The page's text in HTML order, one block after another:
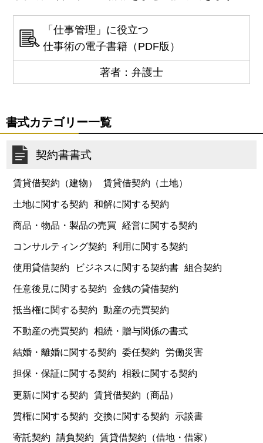
「仕事管理」に役立つ
仕事術の電子書籍（PDF版）
著者：弁護士
書式カテゴリー一覧
契約書書式
賃貸借契約（建物） 賃貸借契約（土地）
土地に関する契約 和解に関する契約
商品・物品・製品の売買 経営に関する契約
コンサルティング契約 利用に関する契約
使用貸借契約 ビジネスに関する契約書 組合契約
任意後見に関する契約 金銭の貸借契約
抵当権に関する契約 動産の売買契約
不動産の売買契約 相続・贈与関係の書式
結婚・離婚に関する契約 委任契約 労働災害
担保・保証に関する契約 相殺に関する契約
更新に関する契約 賃貸借契約（商品）
質権に関する契約 交換に関する契約 示談書
寄託契約 請負契約 賃貸借契約（借地・借家）